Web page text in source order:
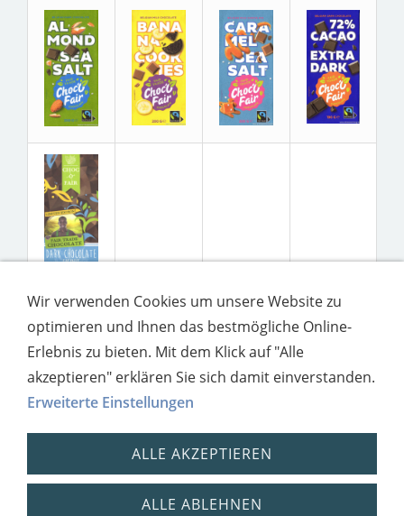
Wir verwenden Cookies um unsere Website zu
optimieren und Ihnen das bestmögliche Online-
Erlebnis zu bieten. Mit dem Klick auf "Alle
akzeptieren" erklären Sie sich damit einverstanden.
Erweiterte Einstellungen
ALLE AKZEPTIEREN
ALLE ABLEHNEN